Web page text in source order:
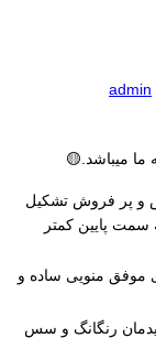
admin
ما میباشد.🟡
و پر فروش تشکیل
سمت پایین کمتر
موفق منویی ساده و
رنگانگ و سس